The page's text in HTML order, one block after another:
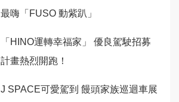
最嗨「FUSO 動紫趴」
「HINO運轉幸福家」 優良駕駛招募
計畫熱烈開跑！
J SPACE可愛駕到 饅頭家族巡迴車展